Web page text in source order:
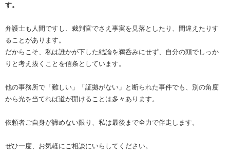
す。
弁護士も人間ですし、裁判官でさえ事実を見落としたり、間違えたりす
ることがあります。
だからこそ、私は誰かが下した結論を鵜呑みにせず、自分の頭でしっか
りと考え抜くことを信条としています。
他の事務所で「難しい」「証拠がない」と断られた事件でも、別の角度
から光を当てれば道が開けることは多々あります。
依頼者ご自身が諦めない限り、私は最後まで全力で伴走します。
ぜひ一度、お気軽にご相談にいらしてください。